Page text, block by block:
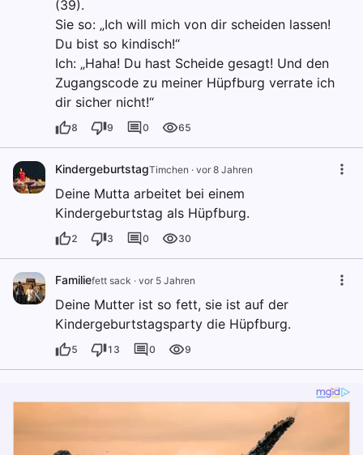
(39).
Sie so: „Ich will mich von dir scheiden lassen!
Du bist so kindisch!“
Ich: „Haha! Du hast Scheide gesagt! Und den
Zugangscode zu meiner Hüpfburg verrate ich
dir sicher nicht!“
8 9 0 65
KindergeburtstagTimchen · vor 8 Jahren
Deine Mutta arbeitet bei einem
Kindergeburtstag als Hüpfburg.
2 3 0 30
Familiefett sack · vor 5 Jahren
Deine Mutter ist so fett, sie ist auf der
Kindergeburtstagsparty die Hüpfburg.
5 13 0 9